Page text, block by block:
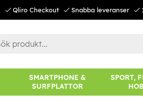
Qliro Checkout Snabba leveranser
SMARTPHONE &
SURFPLATTOR
SPORT,